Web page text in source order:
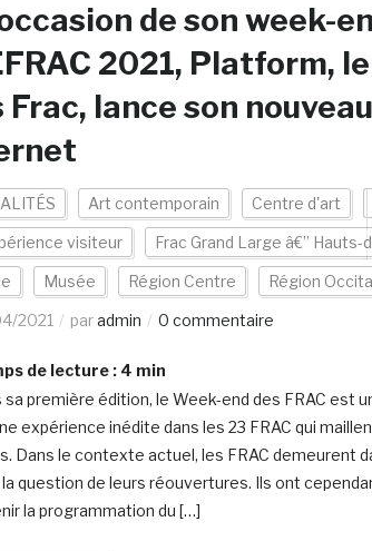
de son week-
2021, Platform,
Frac, lance son
Art contemporain Centre d'art
visiteur Frac Grand Large â€” Hauts-
Musée Région Centre Région
2021 paradmin 0 commentaire
de lecture : 4 min
sa première édition, le Week-end des FRAC est
expérience inédite dans les 23 FRAC qui
Dans le contexte actuel, les FRAC demeurent
question de leurs réouvertures. Ils ont
la programmation du […]